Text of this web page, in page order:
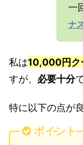
一
ナ
私は10,000円ク
すが、 必要十分
特に以下の点が
ポイント